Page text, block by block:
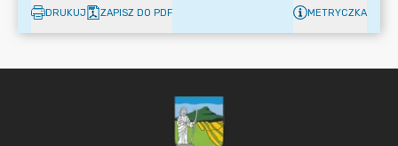
DRUKUJ ZAPISZ DO PDF METRYCZKA